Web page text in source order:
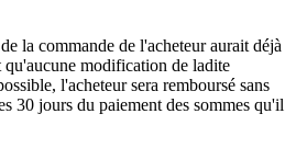
la commande de l'acheteur aurait déjà
qu'aucune modification de ladite
l'acheteur sera remboursé sans
30 jours du paiement des sommes qu'il